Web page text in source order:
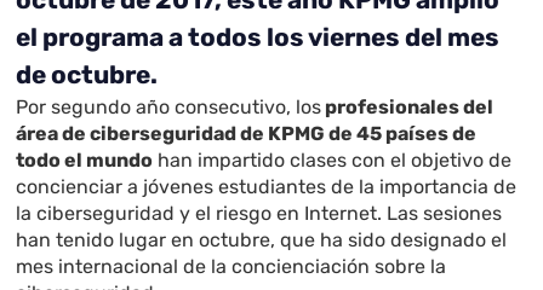
el programa a todos los viernes del mes
de octubre.
Por segundo año consecutivo, los profesionales del
área de ciberseguridad de KPMG de 45 países de
todo el mundo han impartido clases con el objetivo de
concienciar a jóvenes estudiantes de la importancia de
la ciberseguridad y el riesgo en Internet. Las sesiones
han tenido lugar en octubre, que ha sido designado el
mes internacional de la concienciación sobre la